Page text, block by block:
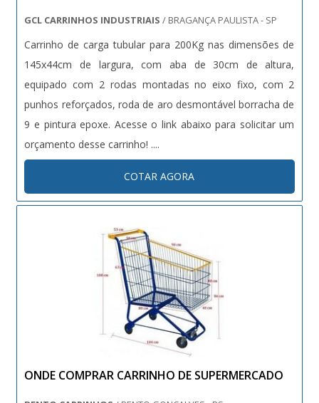
GCL CARRINHOS INDUSTRIAIS / BRAGANÇA PAULISTA - SP
Carrinho de carga tubular para 200Kg nas dimensões de
145x44cm de largura, com aba de 30cm de altura,
equipado com 2 rodas montadas no eixo fixo, com 2
punhos reforçados, roda de aro desmontável borracha de
9 e pintura epoxe. Acesse o link abaixo para solicitar um
orçamento desse carrinho! ....
COTAR AGORA
ONDE COMPRAR CARRINHO DE SUPERMERCADO